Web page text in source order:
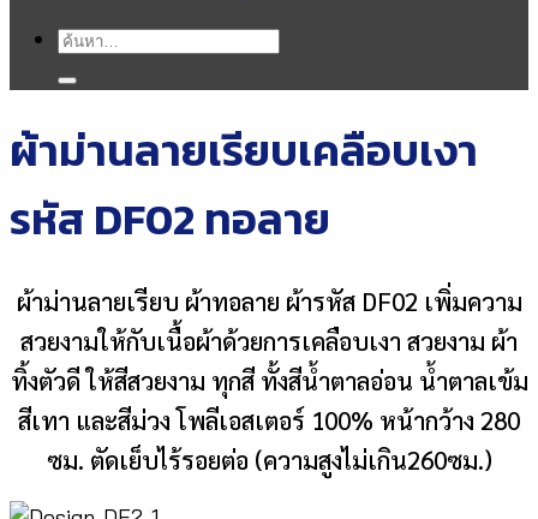
ค้นหา:
ผ้าม่านลายเรียบเคลือบเงา
รหัส DF02 ทอลาย
ผ้าม่านลายเรียบ ผ้าทอลาย ผ้ารหัส DF02 เพิ่มความ
สวยงามให้กับเนื้อผ้าด้วยการเคลือบเงา สวยงาม ผ้า
ทิ้งตัวดี ให้สีสวยงาม ทุกสี ทั้งสีน้ำตาลอ่อน น้ำตาลเข้ม
สีเทา และสีม่วง โพลีเอสเตอร์ 100% หน้ากว้าง 280
ซม. ตัดเย็บไร้รอยต่อ (ความสูงไม่เกิน260ซม.)